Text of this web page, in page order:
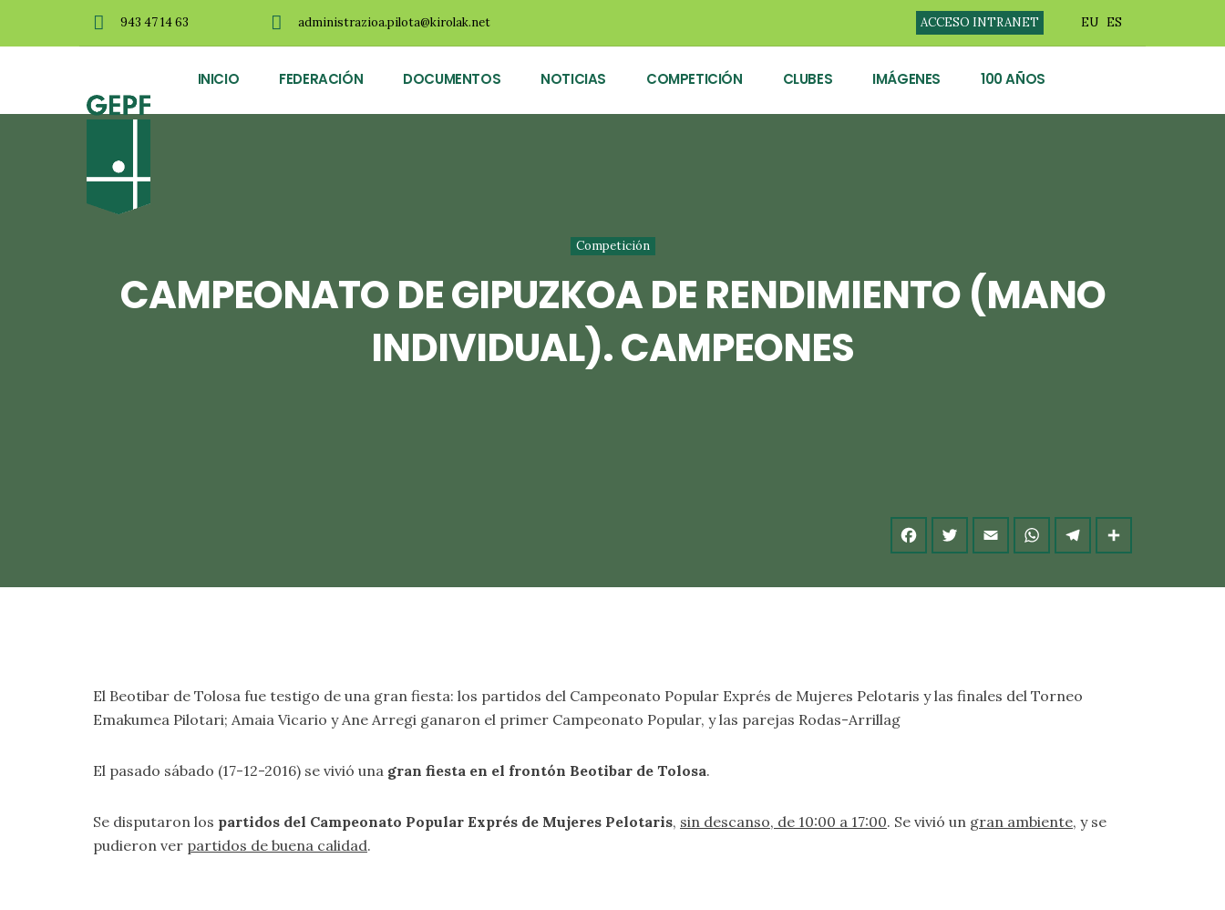
943 47 14 63 administrazioa.pilota@kirolak.net ACCESO INTRANET EU ES
INICIO FEDERACIÓN DOCUMENTOS NOTICIAS COMPETICIÓN CLUBES IMÁGENES 100 AÑOS
Competición
CAMPEONATO DE GIPUZKOA DE RENDIMIENTO (MANO
INDIVIDUAL). CAMPEONES
El Beotibar de Tolosa fue testigo de una gran fiesta: los partidos del Campeonato Popular Exprés de Mujeres Pelotaris y las finales del Torneo
Emakumea Pilotari; Amaia Vicario y Ane Arregi ganaron el primer Campeonato Popular, y las parejas Rodas-Arrillag
El pasado sábado (17-12-2016) se vivió una gran fiesta en el frontón Beotibar de Tolosa.
Se disputaron los partidos del Campeonato Popular Exprés de Mujeres Pelotaris, sin descanso, de 10:00 a 17:00. Se vivió un gran ambiente, y se
pudieron ver partidos de buena calidad.